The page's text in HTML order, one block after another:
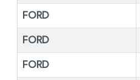
FORD
FORD
FORD